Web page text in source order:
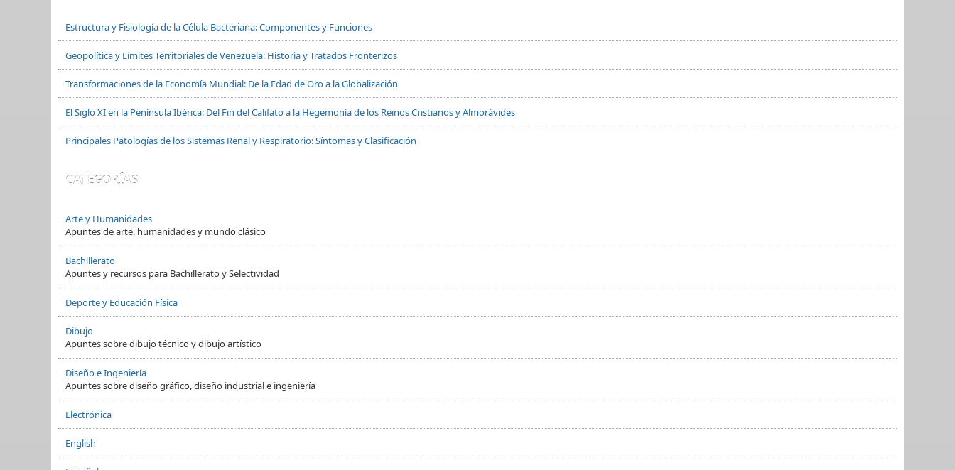
Estructura y Fisiología de la Célula Bacteriana: Componentes y Funciones
Geopolítica y Límites Territoriales de Venezuela: Historia y Tratados Fronterizos
Transformaciones de la Economía Mundial: De la Edad de Oro a la Globalización
El Siglo XI en la Península Ibérica: Del Fin del Califato a la Hegemonía de los Reinos Cristianos y Almorávides
Principales Patologías de los Sistemas Renal y Respiratorio: Síntomas y Clasificación
CATEGORÍAS
Arte y Humanidades
Apuntes de arte, humanidades y mundo clásico
Bachillerato
Apuntes y recursos para Bachillerato y Selectividad
Deporte y Educación Física
Dibujo
Apuntes sobre dibujo técnico y dibujo artístico
Diseño e Ingeniería
Apuntes sobre diseño gráfico, diseño industrial e ingeniería
Electrónica
English